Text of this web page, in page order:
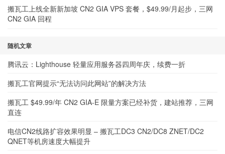
搬瓦工上线全新新加坡 CN2 GIA VPS 套餐，$49.99/月起步，三网
CN2 GIA 回程
随机文章
腾讯云：Lighthouse 轻量应用服务器四周年庆，续费一折
搬瓦工官网提示“无法访问此网站”的解决方法
搬瓦工 $49.99/年 CN2 GIA-E 限量方案已经补货，建站推荐，三网
直连
电信CN2线路扩容效果明显 – 搬瓦工DC3 CN2/DC8 ZNET/DC2
QNET等机房速度大幅提升